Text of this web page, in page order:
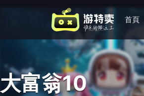
首頁
大富翁10